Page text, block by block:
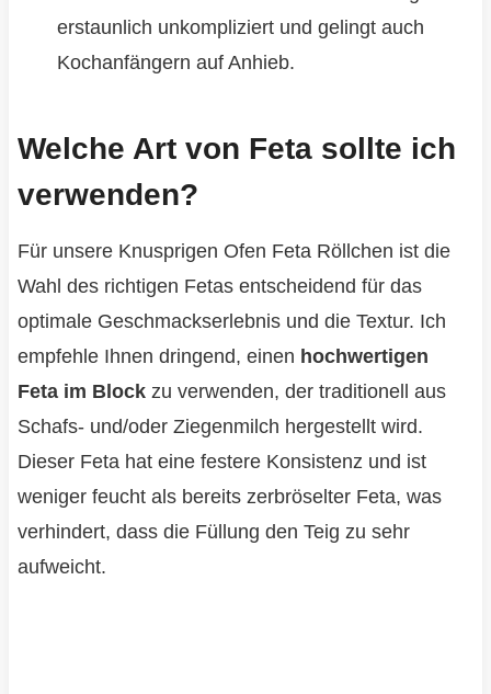
erstaunlich unkompliziert und gelingt auch
Kochanfängern auf Anhieb.
Welche Art von Feta sollte ich
verwenden?
Für unsere Knusprigen Ofen Feta Röllchen ist die
Wahl des richtigen Fetas entscheidend für das
optimale Geschmackserlebnis und die Textur. Ich
empfehle Ihnen dringend, einen hochwertigen
Feta im Blockzu verwenden, der traditionell aus
Schafs- und/oder Ziegenmilch hergestellt wird.
Dieser Feta hat eine festere Konsistenz und ist
weniger feucht als bereits zerbröselter Feta, was
verhindert, dass die Füllung den Teig zu sehr
aufweicht.